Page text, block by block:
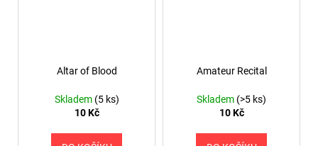
Altar of Blood
Skladem (5 ks)
10 Kč
Amateur Recital
Skladem (>5 ks)
10 Kč